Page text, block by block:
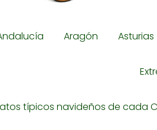
Aragón Asturias
típicos navideños de cada